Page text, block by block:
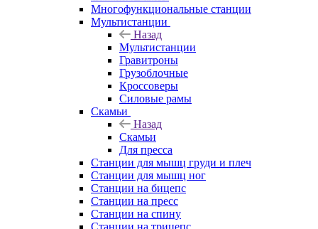
Многофункциональные станции
Мультистанции
Назад
Мультистанции
Гравитроны
Грузоблочные
Кроссоверы
Силовые рамы
Скамьи
Назад
Скамьи
Для пресса
Станции для мышц груди и плеч
Станции для мышц ног
Станции на бицепс
Станции на пресс
Станции на спину
Станции на трицепс